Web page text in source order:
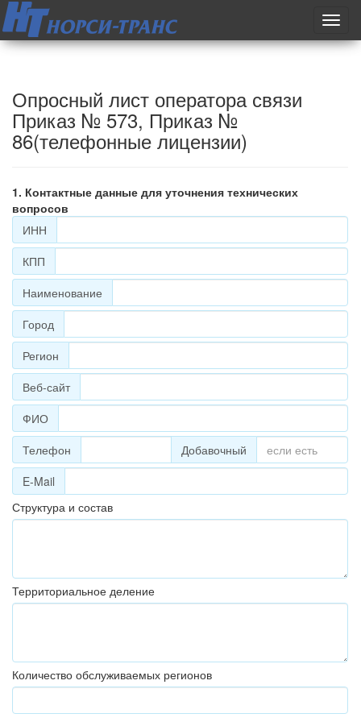
Опросный лист оператора связи
Приказ № 573, Приказ №
86(телефонные лицензии)
Контактные данные для уточнения технических
вопросов
ИНН
КПП
Наименование
Город
Регион
Веб-сайт
ФИО
Телефон
Добавочный
E-Mail
Структура и состав
Территориальное деление
Количество обслуживаемых регионов